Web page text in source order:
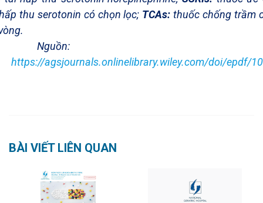
thu serotonin có chọn lọc; TCAs:thuốc chống trầm
Nguồn:
https://agsjournals.onlinelibrary.wiley.com/doi/epdf/
BÀI VIẾT LIÊN QUAN